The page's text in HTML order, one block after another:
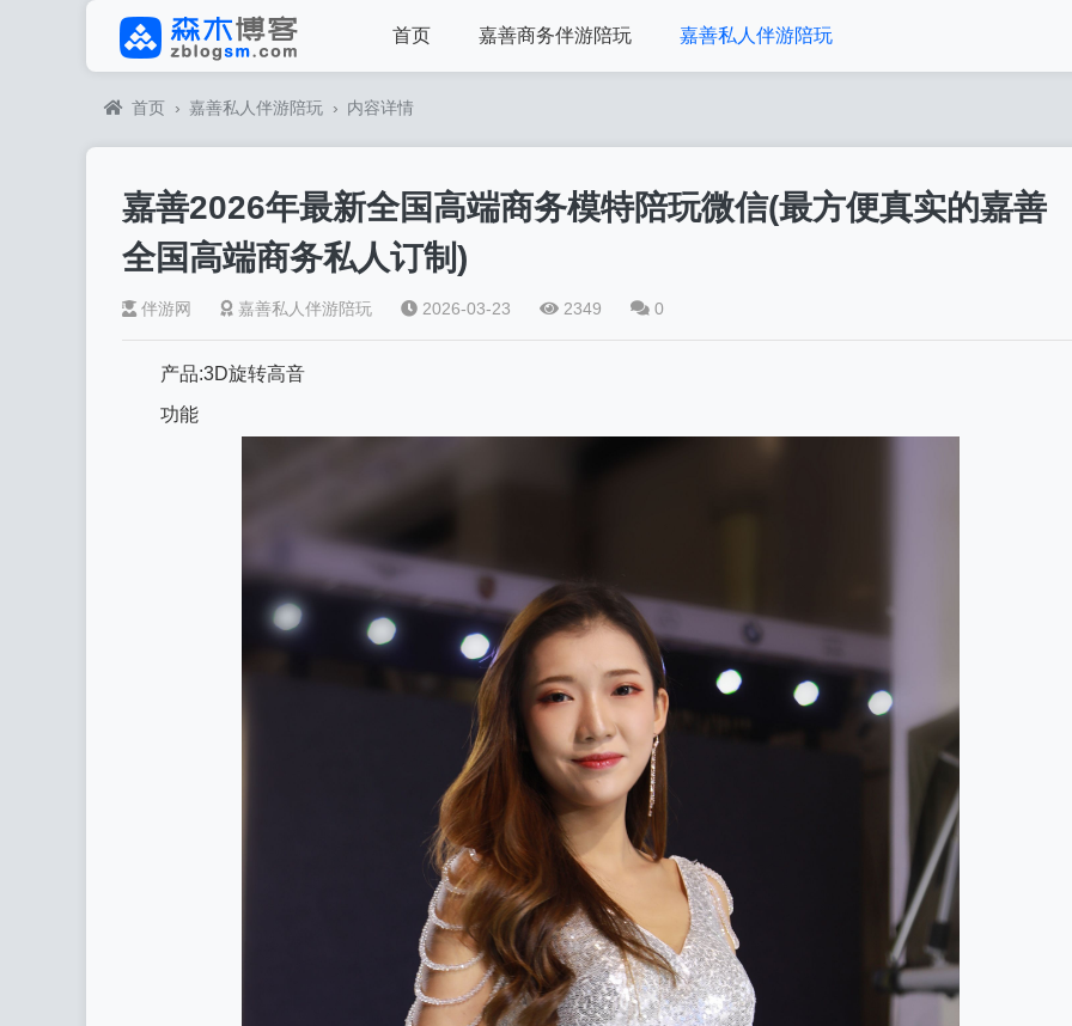
首页 嘉善商务伴游陪玩 嘉善私人伴游陪玩
首页 › 嘉善私人伴游陪玩 › 内容详情
嘉善2026年最新全国高端商务模特陪玩微信(最方便真实的嘉善
全国高端商务私人订制)
伴游网 嘉善私人伴游陪玩 2026-03-23 2349 0
产品:3D旋转高音
功能